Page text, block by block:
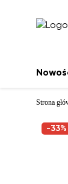
Strona
-33%